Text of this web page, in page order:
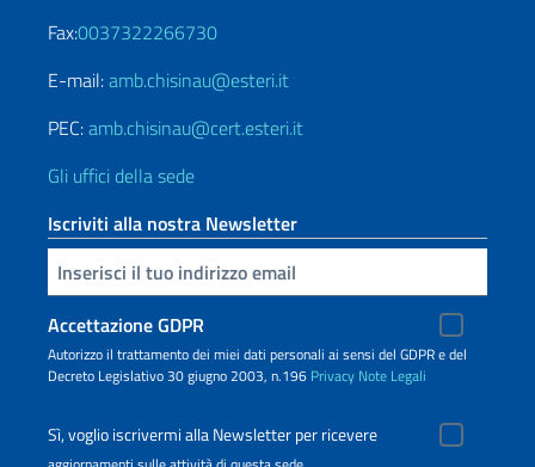
Fax:0037322266730
E-mail:amb.chisinau@esteri.it
PEC:amb.chisinau@cert.esteri.it
Gli uffici della sede
Iscriviti alla nostra Newsletter
Inserisci la tua email
Accettazione GDPR
Autorizzo il trattamento dei miei dati personali ai sensi del GDPR e del
Decreto Legislativo 30 giugno 2003, n.196 Privacy Note Legali
Sì, voglio iscrivermi alla Newsletter per ricevere